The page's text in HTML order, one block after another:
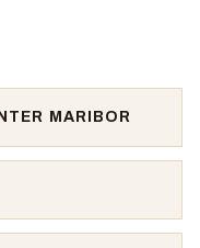
MARIBOR